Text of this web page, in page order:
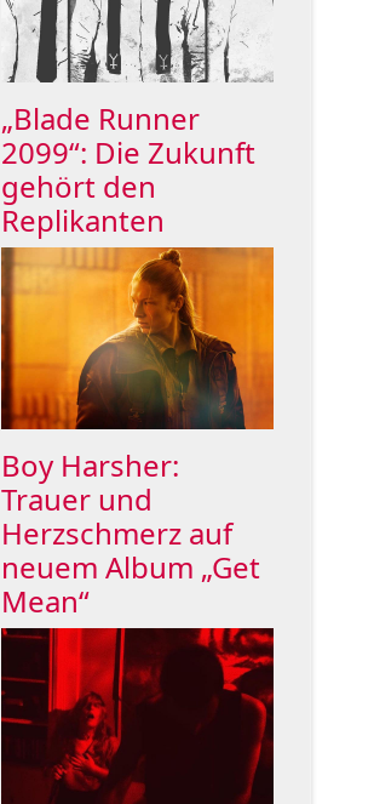
„Blade Runner
2099“: Die Zukunft
gehört den
Replikanten
Boy Harsher:
Trauer und
Herzschmerz auf
neuem Album „Get
Mean“